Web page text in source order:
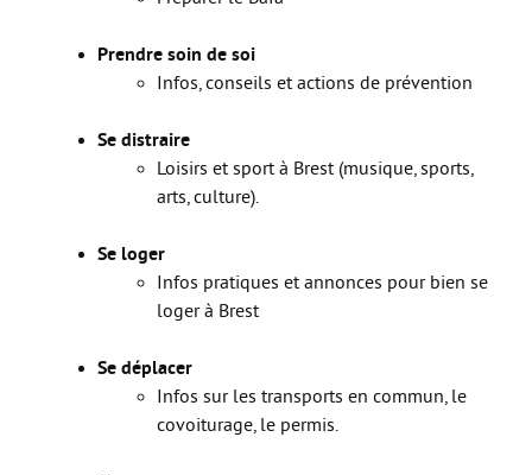
Bénévolat
Séjours linguistiques / interculturels
Move from Brest
Mineur·es
LOGEMENT
Organiser la recherche d’un logement
Qui peut m’informer et m’accompagner ?
Les aides au logement
S’installer et vivre dans mon logement
Prendre soin de soi
Infos, conseils et actions de prévention
Se distraire
Loisirs et sport à Brest (musique, sports,
arts, culture).
Se loger
Infos pratiques et annonces pour bien se
loger à Brest
Se déplacer
Infos sur les transports en commun, le
covoiturage, le permis.